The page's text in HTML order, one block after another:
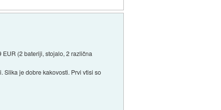
(2 bateriji, stojalo, 2 različna
Slika je dobre kakovosti. Prvi vtisi so